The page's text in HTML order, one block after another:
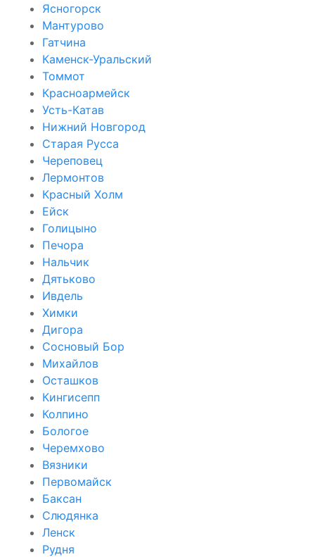
Ясногорск
Мантурово
Гатчина
Каменск-Уральский
Томмот
Красноармейск
Усть-Катав
Нижний Новгород
Старая Русса
Череповец
Лермонтов
Красный Холм
Ейск
Голицыно
Печора
Нальчик
Дятьково
Ивдель
Химки
Дигора
Сосновый Бор
Михайлов
Осташков
Кингисепп
Колпино
Бологое
Черемхово
Вязники
Первомайск
Баксан
Слюдянка
Ленск
Рудня